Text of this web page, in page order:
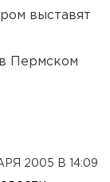
выставят
Пермском
2005 В 14:09